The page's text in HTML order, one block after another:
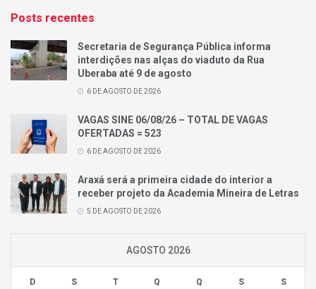
Posts recentes
Secretaria de Segurança Pública informa
interdições nas alças do viaduto da Rua
Uberaba até 9 de agosto
6 DE AGOSTO DE 2026
VAGAS SINE 06/08/26 – TOTAL DE VAGAS
OFERTADAS = 523
6 DE AGOSTO DE 2026
Araxá será a primeira cidade do interior a
receber projeto da Academia Mineira de Letras
5 DE AGOSTO DE 2026
AGOSTO 2026
D S T Q Q S S